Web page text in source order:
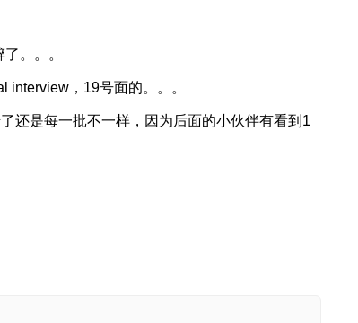
。。。
interview，19号面的。。。
还是每一批不一样，因为后面的小伙伴有看到1